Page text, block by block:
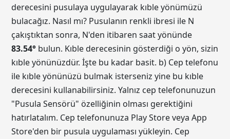
derecesini pusulaya uygulayarak kıble yönümüzü
bulacağız. Nasıl mı? Pusulanın renkli ibresi ile N
çakıştıktan sonra, N'den itibaren saat yönünde
83.54° bulun. Kıble derecesinin gösterdiği o yön, sizin
kıble yönünüzdür. İşte bu kadar basit. b) Cep telefonu
ile kıble yönünüzü bulmak isterseniz yine bu kıble
derecesini kullanabilirsiniz. Yalnız cep telefonunuzun
"Pusula Sensörü" özelliğinin olması gerektiğini
hatırlatalım. Cep telefonunuza Play Store veya App
Store'den bir pusula uygulaması yükleyin. Cep